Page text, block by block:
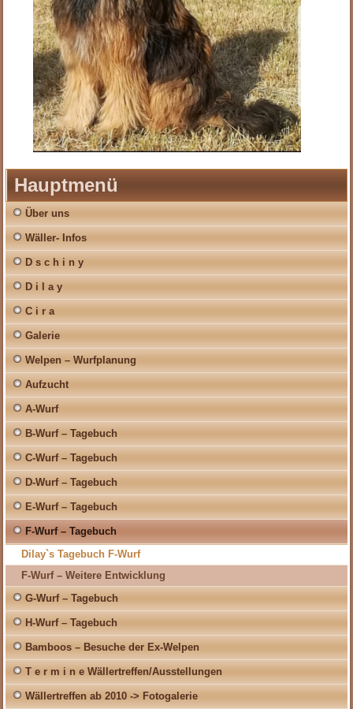
Hauptmenü
Über uns
Wäller- Infos
D s c h i n y
D i l a y
C i r a
Galerie
Welpen – Wurfplanung
Aufzucht
A-Wurf
B-Wurf – Tagebuch
C-Wurf – Tagebuch
D-Wurf – Tagebuch
E-Wurf – Tagebuch
F-Wurf – Tagebuch
Dilay`s Tagebuch F-Wurf
F-Wurf – Weitere Entwicklung
G-Wurf – Tagebuch
H-Wurf – Tagebuch
Bamboos – Besuche der Ex-Welpen
T e r m i n e Wällertreffen/Ausstellungen
Wällertreffen ab 2010 -> Fotogalerie